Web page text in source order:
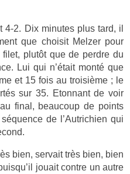
2. Dix minutes plus tard, il
que choisit Melz­er pour
plutôt que de per­dre du
Lui qui n’était monté que
et 15 fois au troisiè­me ; le
sur 35. Eton­nant de voir
final, be­aucoup de points
de l’Aut­richi­en qui
bien, ser­vait très bien, bien
jouait con­tre un autre